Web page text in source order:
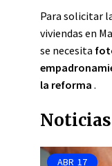
Para solicitar
viviendas en
se necesita
la reforma .
ABR 17